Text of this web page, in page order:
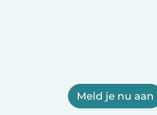
Meld je nu aan